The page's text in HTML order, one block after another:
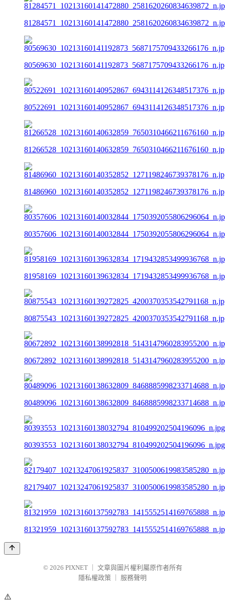
80393553_10213160138032794_810499202504196096_n.jpg
© 2026 PIXNET
文章與圖片權利屬原作者所有
隱私權政策
服務聲明
⚠️